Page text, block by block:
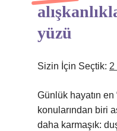
yüzü
Sizin İçin Seçtik: 2
Günlük hayatın en
konularından biri
daha karmaşık: